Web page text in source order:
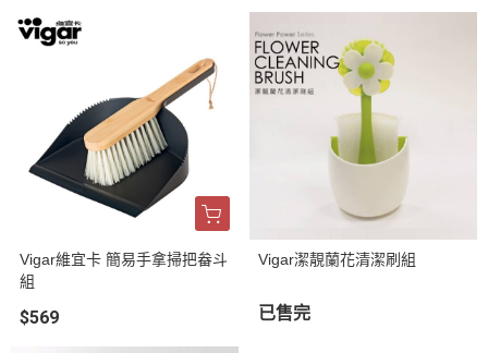
Vigar維宜卡 簡易手拿掃把畚斗
組
$569
Vigar潔靚蘭花清潔刷組
已售完